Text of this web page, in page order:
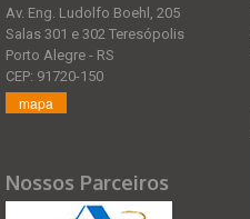
Av. Eng. Ludolfo Boehl, 205
Salas 301 e 302 Teresópolis
Porto Alegre - RS
CEP: 91720-150
mapa
Nossos Parceiros